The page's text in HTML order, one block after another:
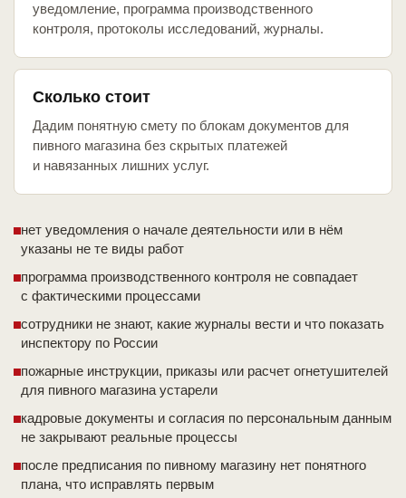
уведомление, программа производственного
контроля, протоколы исследований, журналы.
Сколько стоит
Дадим понятную смету по блокам документов для
пивного магазина без скрытых платежей
и навязанных лишних услуг.
нет уведомления о начале деятельности или в нём
указаны не те виды работ
программа производственного контроля не совпадает
с фактическими процессами
сотрудники не знают, какие журналы вести и что показать
инспектору по России
пожарные инструкции, приказы или расчет огнетушителей
для пивного магазина устарели
кадровые документы и согласия по персональным данным
не закрывают реальные процессы
после предписания по пивному магазину нет понятного
плана, что исправлять первым